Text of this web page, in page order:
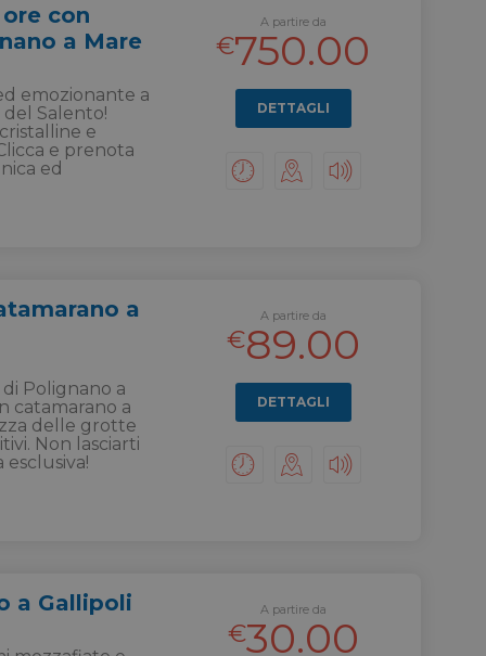
con
a Mare
emozionante a
Salento!
e
e prenota
ed
A partire da
€750.00
DETTAGLI
a
Polignano a
catamarano a
delle grotte
Non lasciarti
A partire da
€89.00
DETTAGLI
a Gallipoli A partire da
€30.00